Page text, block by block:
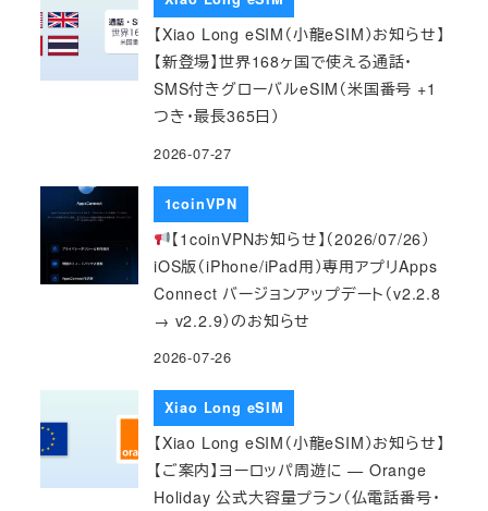
【Xiao Long eSIM（小龍eSIM）お知らせ】
【新登場】世界168ヶ国で使える通話・
SMS付きグローバルeSIM（米国番号 +1
つき・最長365日）
2026-07-27
1coinVPN
【1coinVPNお知らせ】（2026/07/26）
iOS版（iPhone/iPad用）専用アプリApps
Connect バージョンアップデート（v2.2.8
→ v2.2.9）のお知らせ
2026-07-26
Xiao Long eSIM
【Xiao Long eSIM（小龍eSIM）お知らせ】
【ご案内】ヨーロッパ周遊に — Orange
Holiday 公式大容量プラン（仏電話番号・